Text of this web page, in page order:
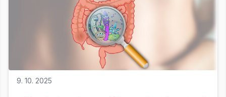
9. 10. 2025